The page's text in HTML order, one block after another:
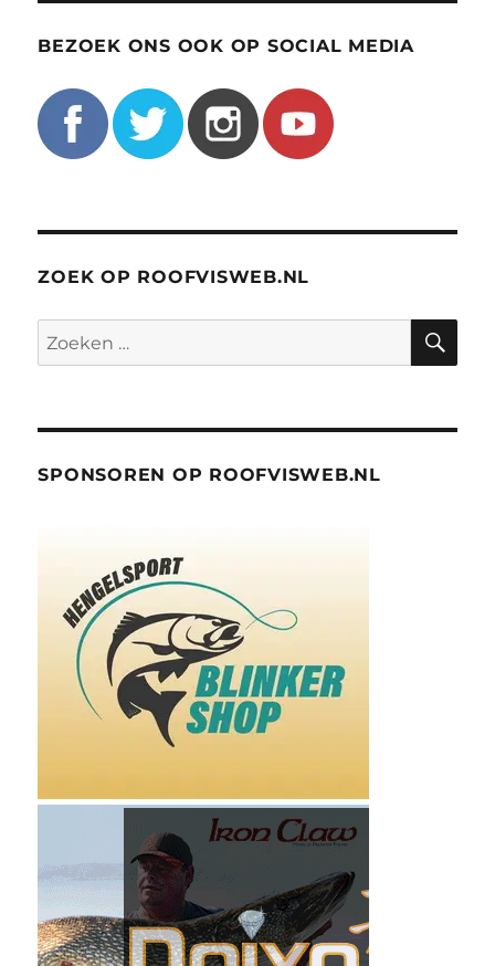
BEZOEK ONS OOK OP SOCIAL MEDIA
ZOEK OP ROOFVISWEB.NL
Zoeken
naar:
SPONSOREN OP ROOFVISWEB.NL